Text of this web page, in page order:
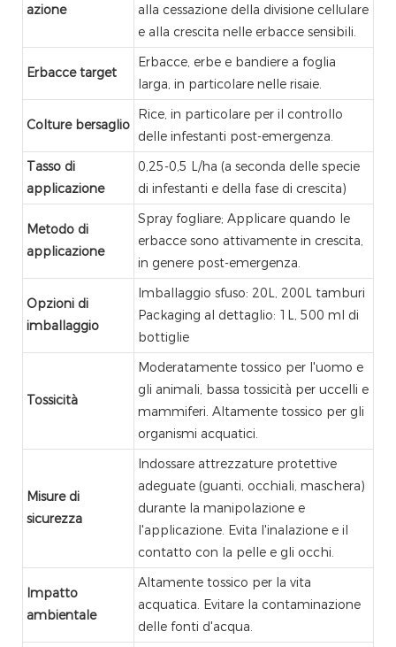
azione
alla cessazione della divisione cellulare
e alla crescita nelle erbacce sensibili.
Erbacce target
Erbacce, erbe e bandiere a foglia
larga, in particolare nelle risaie.
Colture bersaglio
Rice, in particolare per il controllo
delle infestanti post-emergenza.
Tasso di
applicazione
0,25-0,5 L/ha (a seconda delle specie
di infestanti e della fase di crescita)
Metodo di
applicazione
Spray fogliare; Applicare quando le
erbacce sono attivamente in crescita,
in genere post-emergenza.
Opzioni di
imballaggio
Imballaggio sfuso: 20L, 200L tamburi
Packaging al dettaglio: 1L, 500 ml di
bottiglie
Tossicità
Moderatamente tossico per l'uomo e
gli animali, bassa tossicità per uccelli e
mammiferi. Altamente tossico per gli
organismi acquatici.
Misure di
sicurezza
Indossare attrezzature protettive
adeguate (guanti, occhiali, maschera)
durante la manipolazione e
l'applicazione. Evita l'inalazione e il
contatto con la pelle e gli occhi.
Impatto
ambientale
Altamente tossico per la vita
acquatica. Evitare la contaminazione
delle fonti d'acqua.